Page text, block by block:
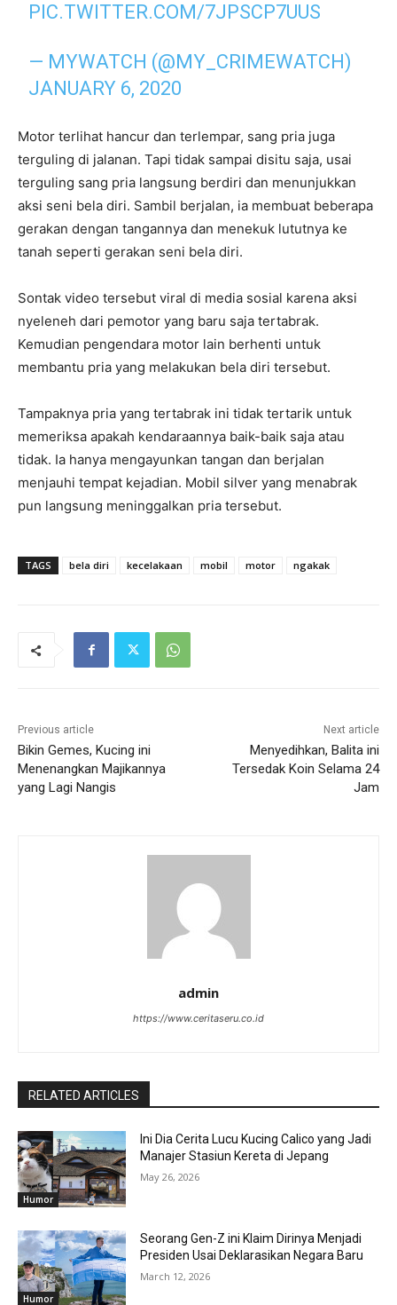
PIC.TWITTER.COM/7JPSCP7UUS
— MYWATCH (@MY_CRIMEWATCH)
JANUARY 6, 2020
Motor terlihat hancur dan terlempar, sang pria juga
terguling di jalanan. Tapi tidak sampai disitu saja, usai
terguling sang pria langsung berdiri dan menunjukkan
aksi seni bela diri. Sambil berjalan, ia membuat beberapa
gerakan dengan tangannya dan menekuk lututnya ke
tanah seperti gerakan seni bela diri.
Sontak video tersebut viral di media sosial karena aksi
nyeleneh dari pemotor yang baru saja tertabrak.
Kemudian pengendara motor lain berhenti untuk
membantu pria yang melakukan bela diri tersebut.
Tampaknya pria yang tertabrak ini tidak tertarik untuk
memeriksa apakah kendaraannya baik-baik saja atau
tidak. Ia hanya mengayunkan tangan dan berjalan
menjauhi tempat kejadian. Mobil silver yang menabrak
pun langsung meninggalkan pria tersebut.
TAGS bela diri kecelakaan mobil motor ngakak
Previous article
Bikin Gemes, Kucing ini
Menenangkan Majikannya
yang Lagi Nangis
Next article
Menyedihkan, Balita ini
Tersedak Koin Selama 24
Jam
admin
https://www.ceritaseru.co.id
RELATED ARTICLES
Humor
Ini Dia Cerita Lucu Kucing Calico yang Jadi
Manajer Stasiun Kereta di Jepang
May 26, 2026
Humor
Seorang Gen-Z ini Klaim Dirinya Menjadi
Presiden Usai Deklarasikan Negara Baru
March 12, 2026